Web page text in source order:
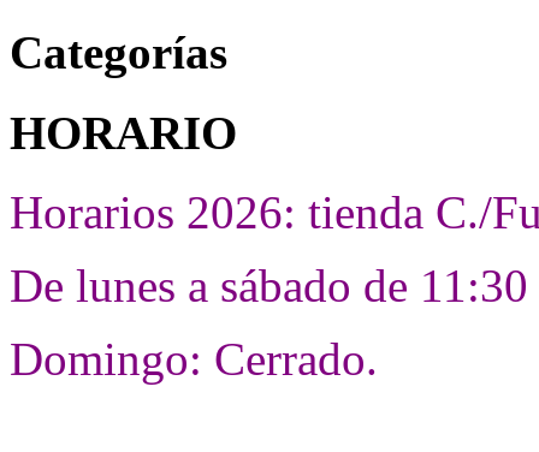
Categorías
HORARIO
Horarios 2026: tienda C./
De lunes a sábado de
Domingo: Cerrado.